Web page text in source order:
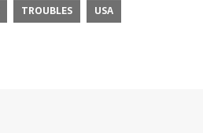
TROUBLES
USA